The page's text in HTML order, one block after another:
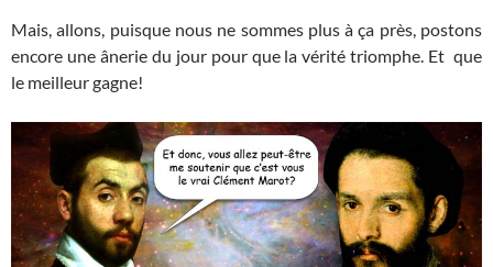
Mais, allons, puisque nous ne sommes plus à ça près, postons
encore une ânerie du jour pour que la vérité triomphe. Et que
le meilleur gagne!